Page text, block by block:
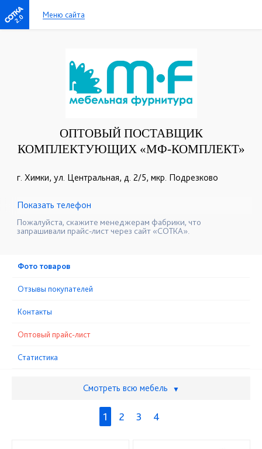
2.0 Меню сайта
ОПТОВЫЙ ПОСТАВЩИК
КОМПЛЕКТУЮЩИХ «МФ-КОМПЛЕКТ»
г. Химки, ул. Центральная, д. 2/5, мкр. Подрезково
☎+7(495)925-26-27
Показать телефон
Пожалуйста, скажите менеджерам фабрики, что
запрашивали прайс-лист через сайт «СОТКА».
Фото товаров
Отзывы покупателей
Контакты
Оптовый прайс-лист
Статистика
Смотреть всю мебель ▼
1 2 3 4